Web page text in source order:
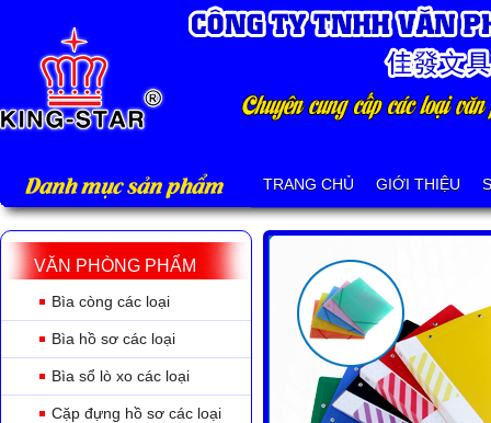
Danh mục sản phẩm TRANG CHỦ GIỚI THIỆU
VĂN PHÒNG PHẨM
Bìa còng các loại
Bìa hồ sơ các loại
Bìa sổ lò xo các loại
Cặp đựng hồ sơ các loại